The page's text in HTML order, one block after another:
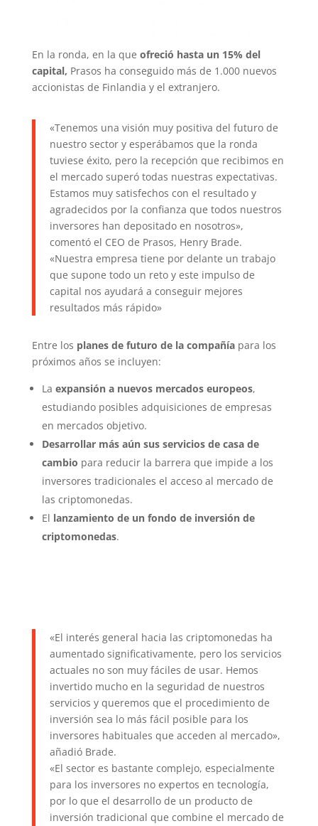
En la ronda, en la que ofreció hasta un 15% del
capital, Prasos ha conseguido más de 1.000 nuevos
accionistas de Finlandia y el extranjero.
«Tenemos una visión muy positiva del futuro de
nuestro sector y esperábamos que la ronda
tuviese éxito, pero la recepción que recibimos en
el mercado superó todas nuestras expectativas.
Estamos muy satisfechos con el resultado y
agradecidos por la confianza que todos nuestros
inversores han depositado en nosotros»,
comentó el CEO de Prasos, Henry Brade.
«Nuestra empresa tiene por delante un trabajo
que supone todo un reto y este impulso de
capital nos ayudará a conseguir mejores
resultados más rápido»
Entre los planes de futuro de la compañíapara los
próximos años se incluyen:
La expansión a nuevos mercados europeos,
estudiando posibles adquisiciones de empresas
en mercados objetivo.
Desarrollar más aún sus servicios de casa de
cambio para reducir la barrera que impide a los
inversores tradicionales el acceso al mercado de
las criptomonedas.
El lanzamiento de un fondo de inversión de
criptomonedas.
«El interés general hacia las criptomonedas ha
aumentado significativamente, pero los servicios
actuales no son muy fáciles de usar. Hemos
invertido mucho en la seguridad de nuestros
servicios y queremos que el procedimiento de
inversión sea lo más fácil posible para los
inversores habituales que acceden al mercado»,
añadió Brade.
«El sector es bastante complejo, especialmente
para los inversores no expertos en tecnología,
por lo que el desarrollo de un producto de
inversión tradicional que combine el mercado de